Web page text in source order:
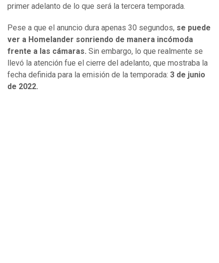
primer adelanto de lo que será la tercera temporada.
Pese a que el anuncio dura apenas 30 segundos, se puede
ver a Homelander sonriendo de manera incómoda
frente a las cámaras. Sin embargo, lo que realmente se
llevó la atención fue el cierre del adelanto, que mostraba la
fecha definida para la emisión de la temporada: 3 de junio
de 2022.